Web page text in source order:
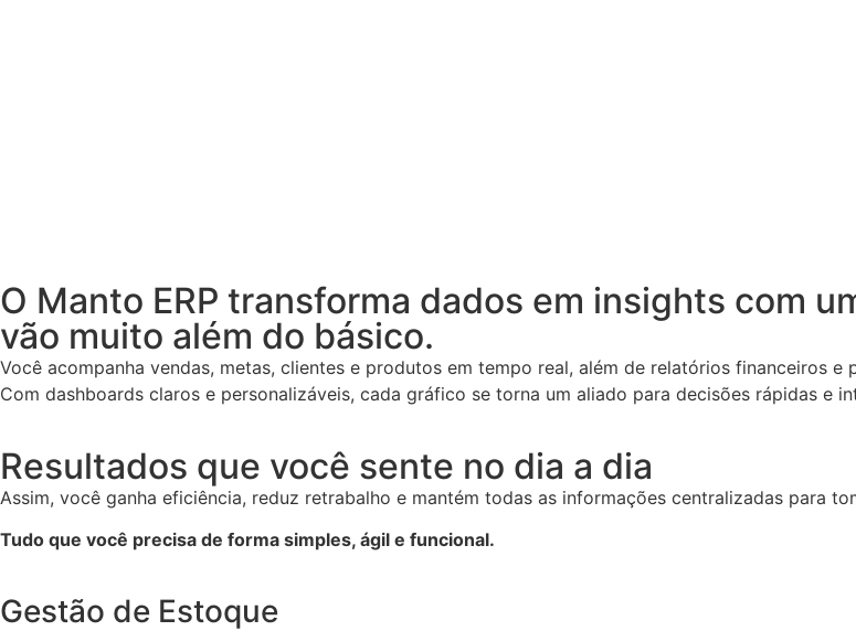
O Manto ERP transforma dados em insights com
vão muito além do básico.
Você acompanha vendas, metas, clientes e produtos em tempo real, além de relatórios financeiros e
Com dashboards claros e personalizáveis, cada gráfico se torna um aliado para decisões rápidas e
Resultados que você sente no dia a dia
Assim, você ganha eficiência, reduz retrabalho e mantém todas as informações centralizadas para
Tudo que você precisa de forma simples, ágil e funcional.
Gestão de Estoque